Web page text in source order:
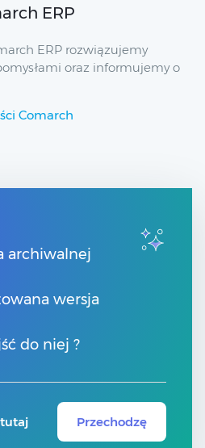
ERP
ERP rozwiązujemy
oraz informujemy o
Comarch
archiwalnej
wersja
do niej ?
Przechodzę